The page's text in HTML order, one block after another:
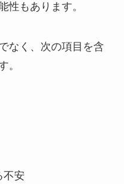
性もあります。
なく、次の項目を含
。
不安